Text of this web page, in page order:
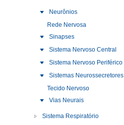
Neurônios
Rede Nervosa
Sinapses
Sistema Nervoso Central
Sistema Nervoso Periférico
Sistemas Neurossecretores
Tecido Nervoso
Vias Neurais
Sistema Respiratório